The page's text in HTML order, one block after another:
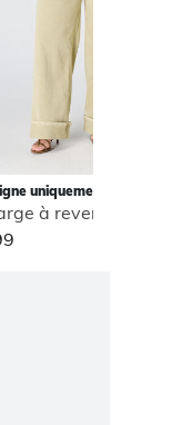
uniquement
à revers